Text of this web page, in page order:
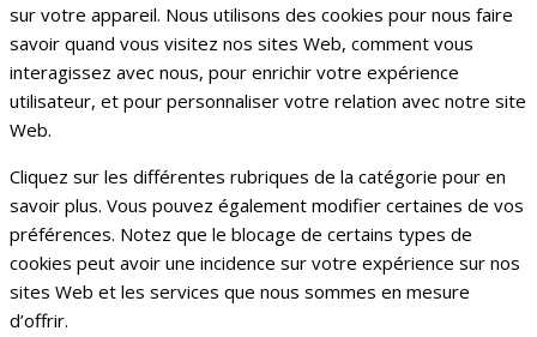
sur votre appareil. Nous utilisons des cookies pour nous faire
savoir quand vous visitez nos sites Web, comment vous
interagissez avec nous, pour enrichir votre expérience
utilisateur, et pour personnaliser votre relation avec notre site
Web.
Cliquez sur les différentes rubriques de la catégorie pour en
savoir plus. Vous pouvez également modifier certaines de vos
préférences. Notez que le blocage de certains types de
cookies peut avoir une incidence sur votre expérience sur nos
sites Web et les services que nous sommes en mesure
d’offrir.